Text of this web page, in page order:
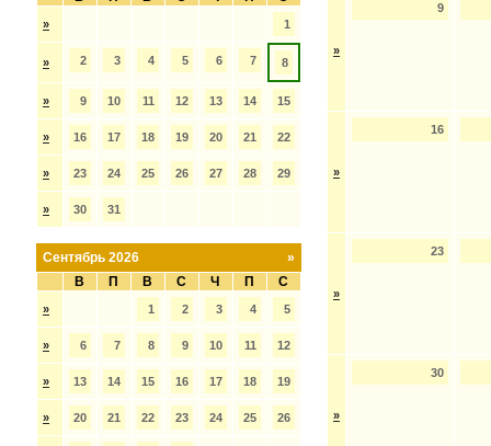
» 1
» 2 3 4 5 6 7 8
» 9 10 11 12 13 14 15
» 16 17 18 19 20 21 22
» 23 24 25 26 27 28 29
» 30 31
»
Сентябрь 2026
В
П В С Ч П С
» 1 2 3 4 5
» 6 7 8 9 10 11 12
» 13 14 15 16 17 18 19
» 20 21 22 23 24 25 26
»
9
»
16
»
23
»
30